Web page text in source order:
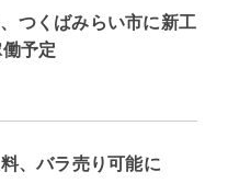
つくばみらい市に新工
予定
、バラ売り可能に